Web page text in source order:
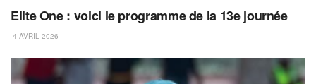
Elite One : voici le programme de la 13e journée
4 AVRIL 2026